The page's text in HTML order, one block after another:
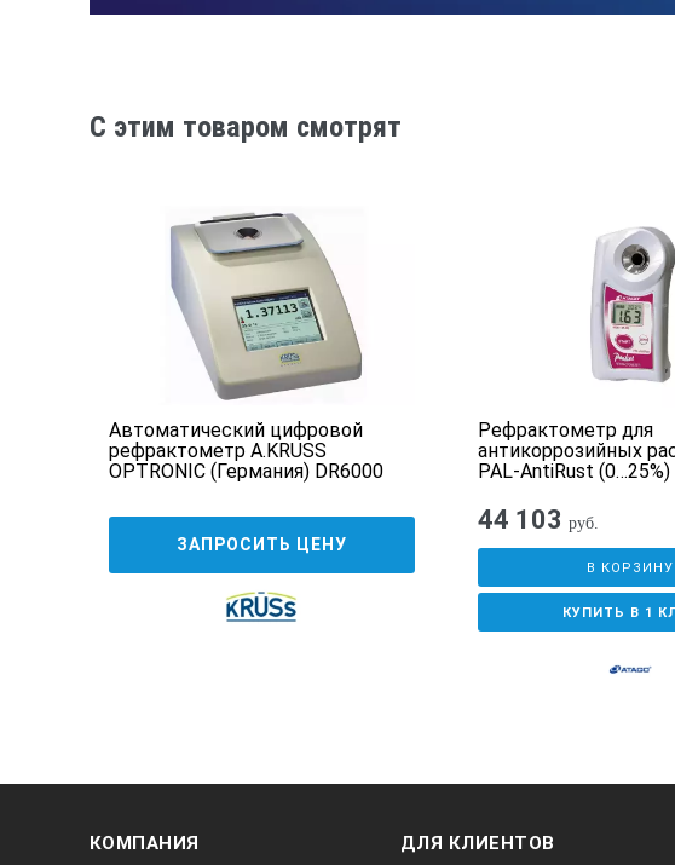
C этим товаром смотрят
Автоматический цифровой
рефрактометр A.KRUSS
OPTRONIC (Германия) DR6000
ЗАПРОСИТЬ ЦЕНУ
Рефрактометр для
антикоррозийных
PAL-AntiRust (0…25%)
44 103 руб.
В КОРЗИНУ
КУПИТЬ В 1
КОМПАНИЯ ДЛЯ КЛИЕНТОВ